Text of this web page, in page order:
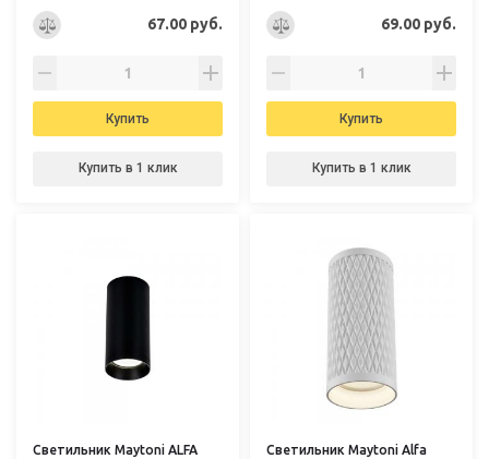
67.00 руб.
Купить
Купить в 1 клик
69.00 руб.
Купить
Купить в 1 клик
Светильник Maytoni ALFA
Светильник Maytoni Alfa